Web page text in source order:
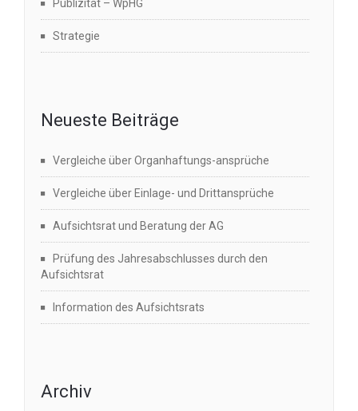
Publizität – WpHG
Strategie
Neueste Beiträge
Vergleiche über Organhaftungs-ansprüche
Vergleiche über Einlage- und Drittansprüche
Aufsichtsrat und Beratung der AG
Prüfung des Jahresabschlusses durch den
Aufsichtsrat
Information des Aufsichtsrats
Archiv